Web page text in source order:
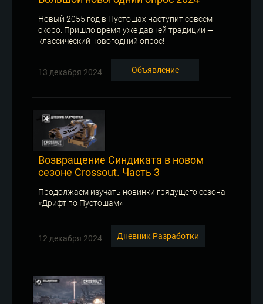
Новый 2055 год в Пустошах наступит совсем
скоро. Пришло время уже давней традиции —
классический новогодний опрос!
13 декабря 2024 Объявление
Возвращение Синдиката в новом
сезоне Crossout. Часть 3
Продолжаем изучать новинки грядущего сезона
«Дрифт по Пустошам»
12 декабря 2024 Дневник Разработки